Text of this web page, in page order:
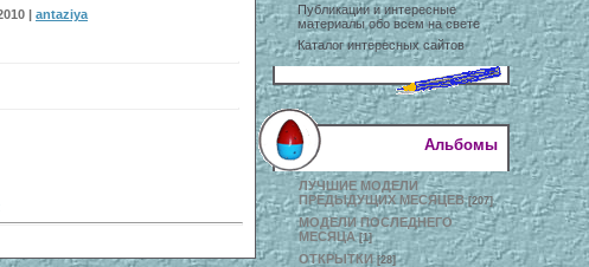
| antaziya
Публикации и интересные
материалы обо всем на свете
Каталог интересных сайтов
Альбомы
ЛУЧШИЕ МОДЕЛИ
ПРЕДЫДУЩИХ МЕСЯЦЕВ [207]
МОДЕЛИ ПОСЛЕДНЕГО
МЕСЯЦА [1]
ОТКРЫТКИ [28]